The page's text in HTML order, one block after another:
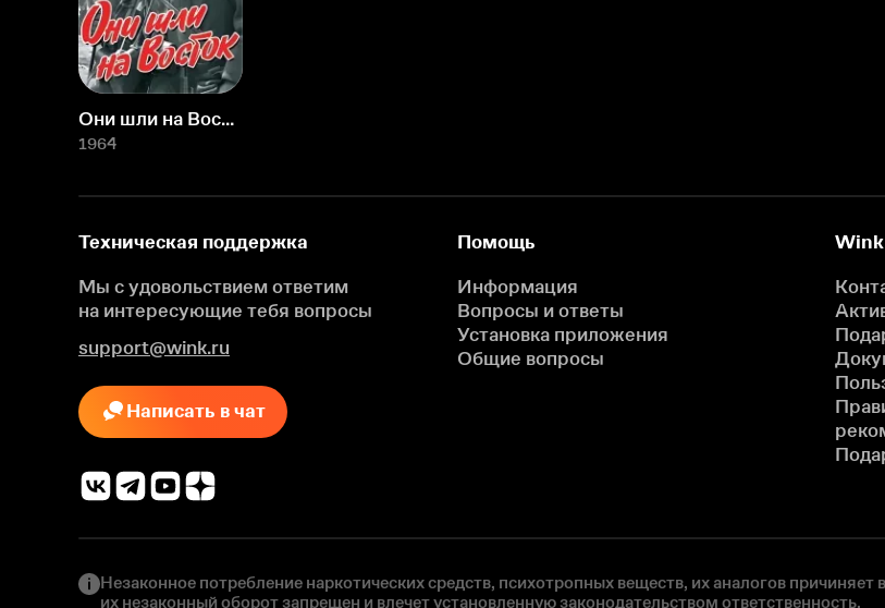
Они шли на Восток
1964
Техническая поддержка
Мы с удовольствием ответим
на интересующие тебя вопросы
support@wink.ru
Написать в чат
Помощь
Информация
Вопросы и ответы
Установка приложения
Общие вопросы
Wink
Незаконное потребление наркотических средств, психотропных веществ, их аналогов причиняет
их незаконный оборот запрещен и влечет установленную законодательством ответственность.